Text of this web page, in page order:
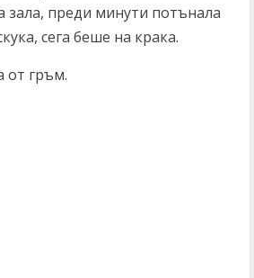
зала, преди минути потънала
сега беше на крака.
от гръм.